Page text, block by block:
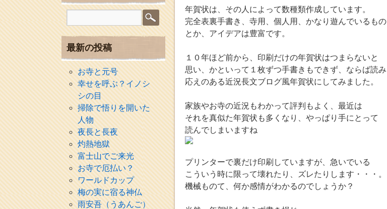
年賀状は、その人によって数種類作成しています。
完全表裏手書き、寺用、個人用、かなり遊んでいるもの
とか、アイデアは豊富です。
１０年ほど前から、印刷だけの年賀状はつまらないと
思い、かといって１枚ずつ手書きもできず、ならば読み
応えのある近況長文ブログ風年賀状にしてみました。
家族やお寺の近況もわかって評判もよく、最近は
それを真似た年賀状も多くなり、やっぱり手にとって
読んでしまいますね
プリンターで裏だけ印刷していますが、急いでいる
こういう時に限って壊れたり、ズレたりします・・・。
機械ものて、何か感情がわかるのでしょうか？
最新の投稿
お寺と元号
幸せを呼ぶ？イノシ
シの目
掃除で悟りを開いた
人物
夜長と長夜
灼熱地獄
富士山でご来光
お寺で厄払い？
ワールドカップ
梅の実に宿る神仏
雨安吾（うあんご）